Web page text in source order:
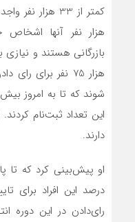
هزار نفر آنها
هزار 75 نفر برای
دارند.
درصد این افراد برای
رای‌دادن در این دوره